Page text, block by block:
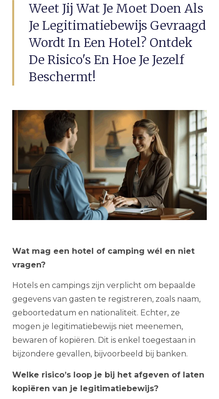
Weet Jij Wat Je Moet Doen Als
Je Legitimatiebewijs Gevraagd
Wordt In Een Hotel? Ontdek
De Risico's En Hoe Je Jezelf
Beschermt!
Wat mag een hotel of camping wél en niet
vragen?
Hotels en campings zijn verplicht om bepaalde
gegevens van gasten te registreren, zoals naam,
geboortedatum en nationaliteit. Echter, ze
mogen je legitimatiebewijs niet meenemen,
bewaren of kopiëren. Dit is enkel toegestaan in
bijzondere gevallen, bijvoorbeeld bij banken.
Welke risico’s loop je bij het afgeven of laten
kopiëren van je legitimatiebewijs?